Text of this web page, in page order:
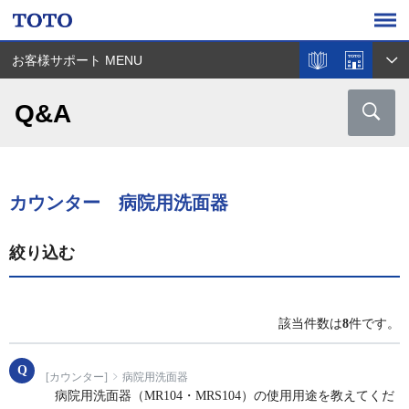
お客様サポート MENU
Q&A
カウンター 病院用洗面器
絞り込む
該当件数は8件です。
[カウンター] 病院用洗面器
病院用洗面器（MR104・MRS104）の使用用途を教えてくだ